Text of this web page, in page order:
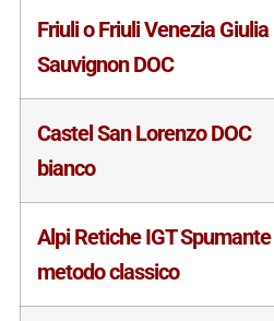
Friuli o Friuli Venezia Giulia
Sauvignon DOC
Castel San Lorenzo DOC
bianco
Alpi Retiche IGT Spumante
metodo classico